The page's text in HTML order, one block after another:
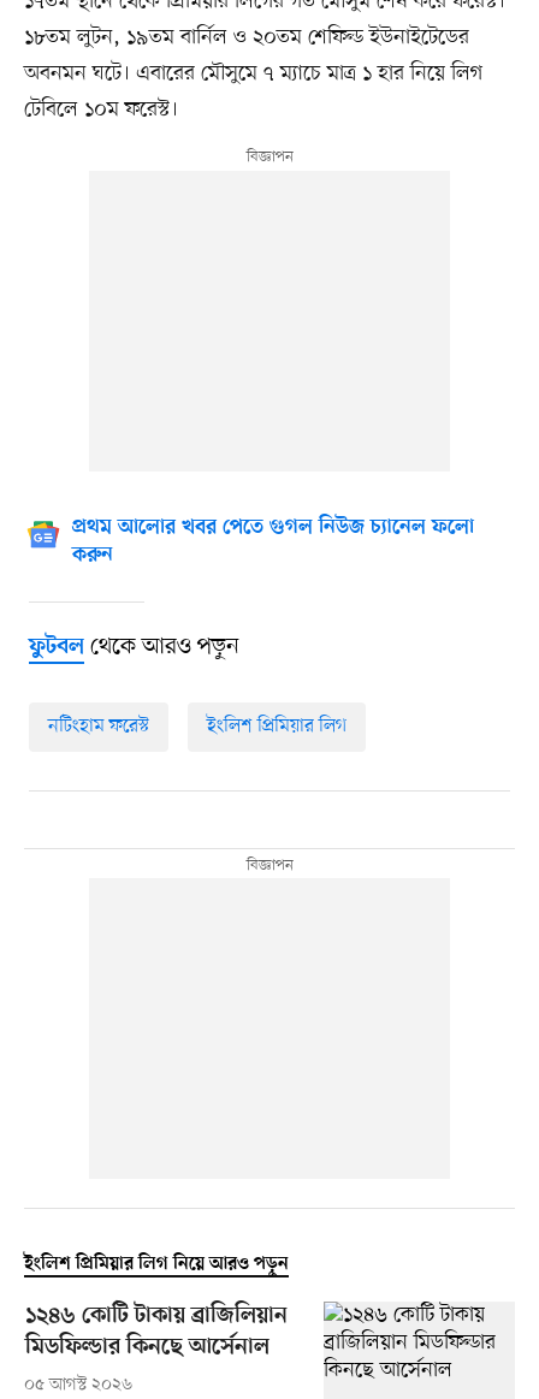
১৮তম লুটন, ১৯তম বার্নিল ও ২০তম শেফিল্ড ইউনাইটেডের
অবনমন ঘটে। এবারের মৌসুমে ৭ ম্যাচে মাত্র ১ হার নিয়ে লিগ
টেবিলে ১০ম ফরেস্ট।
প্রথম আলোর খবর পেতে গুগল নিউজ চ্যানেল ফলো
করুন
ফুটবলথেকে আরও পড়ুন
নটিংহাম ফরেস্ট ইংলিশ প্রিমিয়ার লিগ
ইংলিশ প্রিমিয়ার লিগ নিয়ে আরও পড়ুন
১২৪৬ কোটি টাকায় ব্রাজিলিয়ান
মিডফিল্ডার কিনছে আর্সেনাল
০৫ আগস্ট ২০২৬